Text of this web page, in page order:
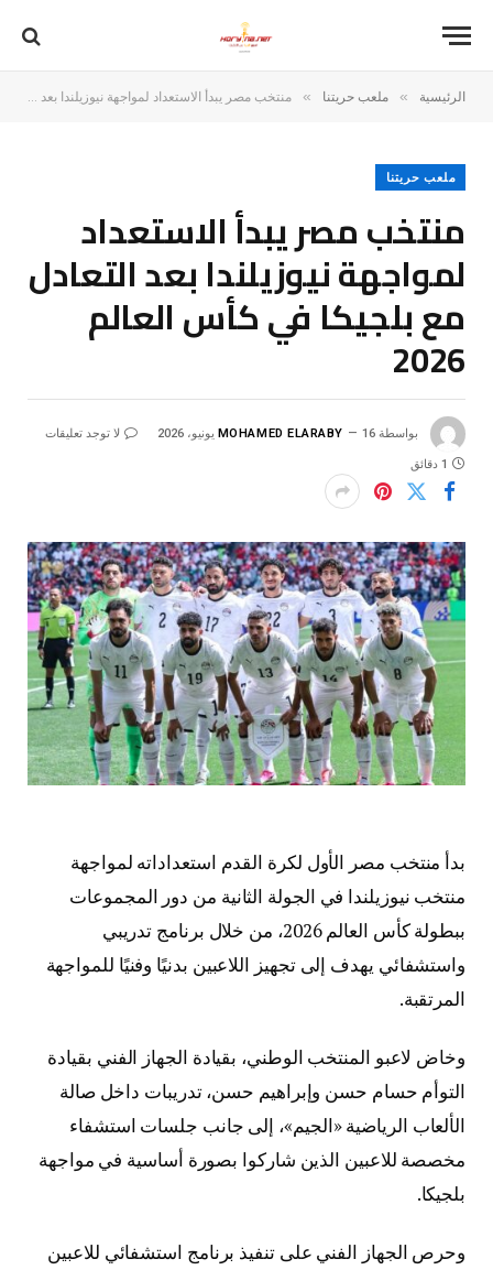
الرئيسية » ملعب حريتنا » منتخب مصر يبدأ الاستعداد لمواجهة نيوزيلندا بعد التعادل مع بلجيكا في كأس العالم 2026
ملعب حريتنا
منتخب مصر يبدأ الاستعداد
لمواجهة نيوزيلندا بعد التعادل
مع بلجيكا في كأس العالم
2026
بواسطة MOHAMED ELARABY 16 يونيو، 2026 لا توجد تعليقات
1 دقائق
بدأ منتخب مصر الأول لكرة القدم استعداداته لمواجهة
منتخب نيوزيلندا في الجولة الثانية من دور المجموعات
ببطولة كأس العالم 2026، من خلال برنامج تدريبي
واستشفائي يهدف إلى تجهيز اللاعبين بدنيًا وفنيًا للمواجهة
المرتقبة.
وخاض لاعبو المنتخب الوطني، بقيادة الجهاز الفني بقيادة
التوأم حسام حسن وإبراهيم حسن، تدريبات داخل صالة
الألعاب الرياضية «الجيم»، إلى جانب جلسات استشفاء
مخصصة للاعبين الذين شاركوا بصورة أساسية في مواجهة
بلجيكا.
وحرص الجهاز الفني على تنفيذ برنامج استشفائي للاعبين